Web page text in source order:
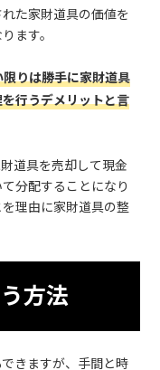
た家財道具の価値を
ます。
りは勝手に家財道具
行うデメリットと言
道具を売却して現金
分配することになり
理由に家財道具の整
方法
きますが、手間と時